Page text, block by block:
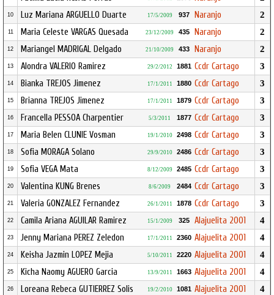
10 Luz Mariana ARGUELLO Duarte 17/5/2009 937 Naranjo 2
11 Maria Celeste VARGAS Quesada 23/12/2009 435 Naranjo 2
12 Mariangel MADRIGAL Delgado 21/10/2009 433 Naranjo 2
13 Alondra VALERIO Ramirez 29/2/2012 1881 Ccdr Cartago 3
14 Bianka TREJOS Jimenez 17/1/2011 1880 Ccdr Cartago 3
15 Brianna TREJOS Jimenez 17/1/2011 1879 Ccdr Cartago 3
16 Francella PESSOA Charpentier 5/3/2011 1877 Ccdr Cartago 3
17 Maria Belen CLUNIE Vosman 19/1/2010 2498 Ccdr Cartago 3
18 Sofia MORAGA Solano 29/9/2010 2486 Ccdr Cartago 3
19 Sofia VEGA Mata 8/12/2009 2485 Ccdr Cartago 3
20 Valentina KUNG Brenes 8/6/2009 2484 Ccdr Cartago 3
21 Valeria GONZALEZ Fernandez 26/1/2011 1878 Ccdr Cartago 3
22 Camila Ariana AGUILAR Ramirez 15/1/2009 325 Alajuelita 2001 4
23 Jenny Mariana PEREZ Zeledon 17/1/2011 2360 Alajuelita 2001 4
24 Keisha Jazmin LOPEZ Mejia 5/10/2011 2220 Alajuelita 2001 4
25 Kicha Naomy AGUERO Garcia 13/9/2011 1663 Alajuelita 2001 4
26 Loreana Rebeca GUTIERREZ Solis 19/2/2010 1081 Alajuelita 2001 4